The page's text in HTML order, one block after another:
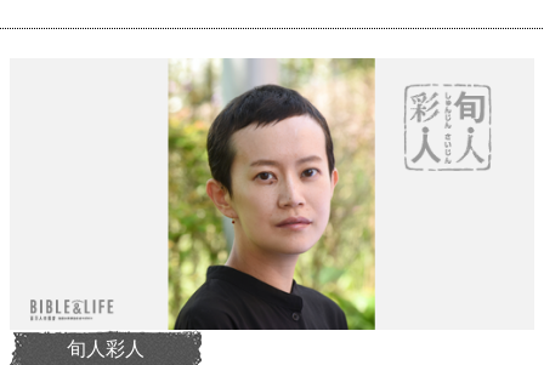
旬人彩人